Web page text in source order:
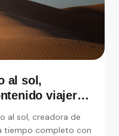
al sol,
viajero
al sol, creadora de
tiempo completo con